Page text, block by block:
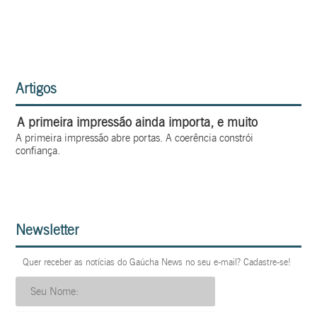
Artigos
A primeira impressão ainda importa, e muito
A primeira impressão abre portas. A coerência constrói
confiança.
Newsletter
Quer receber as notícias do Gaúcha News no seu e-mail? Cadastre-se!